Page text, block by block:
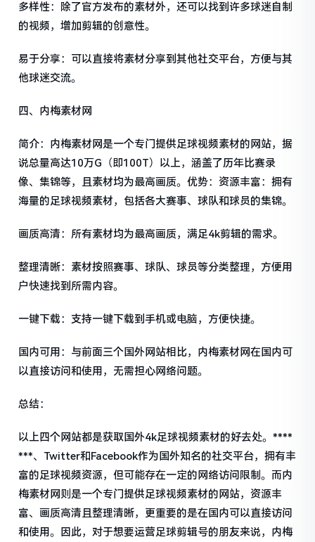
多样性：除了官方发布的素材外，还可以找到许多球迷自制
的视频，增加剪辑的创意性。
易于分享：可以直接将素材分享到其他社交平台，方便与其
他球迷交流。
四、内梅素材网
简介：内梅素材网是一个专门提供足球视频素材的网站，据
说总量高达10万G（即100T）以上，涵盖了历年比赛录
像、集锦等，且素材均为最高画质。优势：资源丰富：拥有
海量的足球视频素材，包括各大赛事、球队和球员的集锦。
画质高清：所有素材均为最高画质，满足4k剪辑的需求。
整理清晰：素材按照赛事、球队、球员等分类整理，方便用
户快速找到所需内容。
一键下载：支持一键下载到手机或电脑，方便快捷。
国内可用：与前面三个国外网站相比，内梅素材网在国内可
以直接访问和使用，无需担心网络问题。
总结：
以上四个网站都是获取国外4k足球视频素材的好去处。****
***、Twitter和Facebook作为国外知名的社交平台，拥有丰
富的足球视频资源，但可能存在一定的网络访问限制。而内
梅素材网则是一个专门提供足球视频素材的网站，资源丰
富、画质高清且整理清晰，更重要的是在国内可以直接访问
和使用。因此，对于想要运营足球剪辑号的朋友来说，内梅